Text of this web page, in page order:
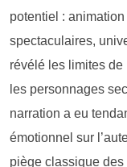
potentiel :
spectaculaires,
révélé les limites de
les personnages
narration a eu
émotionnel sur
piège classique